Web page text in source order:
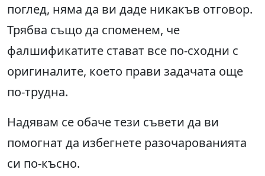
поглед, няма да ви даде никакъв отговор.
Трябва също да споменем, че
фалшификатите стават все по-сходни с
оригиналите, което прави задачата още
по-трудна.
Надявам се обаче тези съвети да ви
помогнат да избегнете разочарованията
си по-късно.